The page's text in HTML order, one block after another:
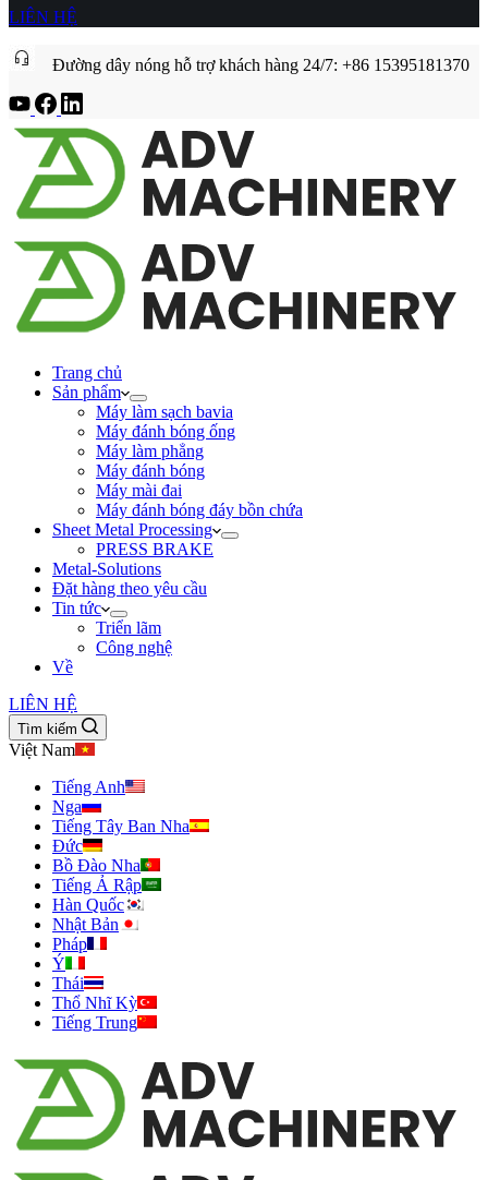
LIÊN HỆ
Đường dây nóng hỗ trợ khách hàng 24/7: +86 15395181370
Trang chủ
Sản phẩm
Máy làm sạch bavia
Máy đánh bóng ống
Máy làm phẳng
Máy đánh bóng
Máy mài đai
Máy đánh bóng đáy bồn chứa
Sheet Metal Processing
PRESS BRAKE
Metal-Solutions
Đặt hàng theo yêu cầu
Tin tức
Triển lãm
Công nghệ
Về
LIÊN HỆ
Tìm kiếm
Việt Nam
Tiếng Anh
Nga
Tiếng Tây Ban Nha
Đức
Bồ Đào Nha
Tiếng Ả Rập
Hàn Quốc
Nhật Bản
Pháp
Ý
Thái
Thổ Nhĩ Kỳ
Tiếng Trung